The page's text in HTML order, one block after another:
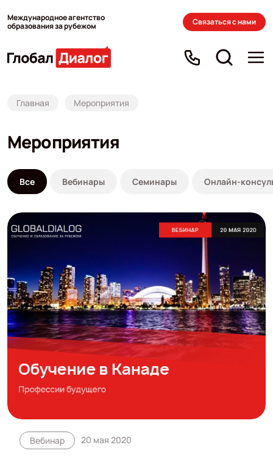
Международное агентство
образования за рубежом
Связаться с нами
Главная Мероприятия
Мероприятия
Все Вебинары Семинары Онлайн-
Вебинар 20 мая 2020